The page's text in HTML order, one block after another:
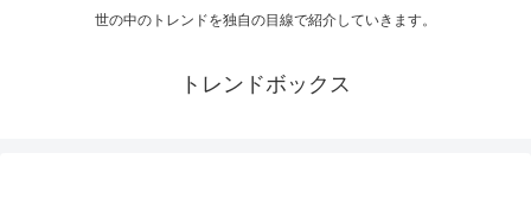
世の中のトレンドを独自の目線で紹介していきます。
トレンドボックス